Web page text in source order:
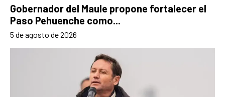
Gobernador del Maule propone fortalecer el
Paso Pehuenche como...
5 de agosto de 2026